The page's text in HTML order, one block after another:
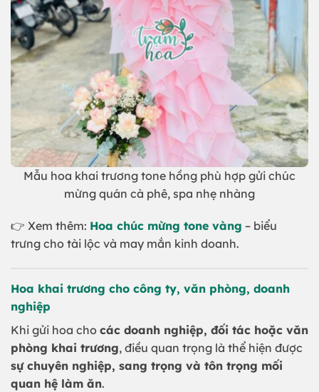
Mẫu hoa khai trương tone hồng phù hợp gửi chúc
mừng quán cà phê, spa nhẹ nhàng
👉 Xem thêm: Hoa chúc mừng tone vàng – biểu
trưng cho tài lộc và may mắn kinh doanh.
Hoa khai trương cho công ty, văn phòng, doanh
nghiệp
Khi gửi hoa cho các doanh nghiệp, đối tác hoặc văn
phòng khai trương, điều quan trọng là thể hiện được
sự chuyên nghiệp, sang trọng và tôn trọng mối
quan hệ làm ăn.